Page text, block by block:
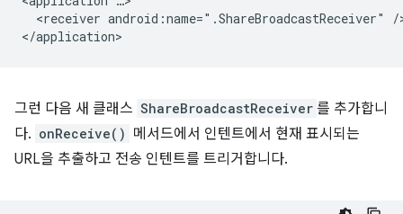
<receiver android:name=".ShareBroadcastReceiver"
/
그런 다음 새 클래스 ShareBroadcastReceiver 를 추가합니
다. onReceive() 메서드에서 인텐트에서 현재 표시되는
URL을 추출하고 전송 인텐트를 트리거합니다.